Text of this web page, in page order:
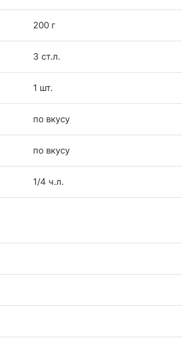
200 г
3 ст.л.
1 шт.
по вкусу
по вкусу
1/4 ч.л.